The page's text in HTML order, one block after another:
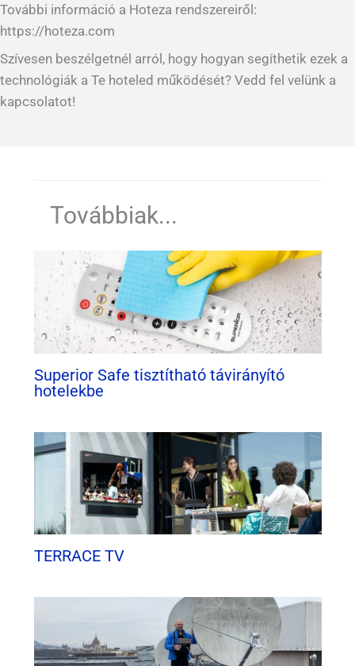
További információ a Hoteza rendszereiről:
https://hoteza.com
Szívesen beszélgetnél arról, hogy hogyan segíthetik ezek a
technológiák a Te hoteled működését? Vedd fel velünk a
kapcsolatot!
Továbbiak...
Superior Safe tisztítható távirányító
hotelekbe
TERRACE TV